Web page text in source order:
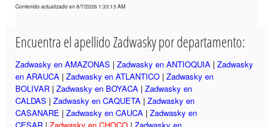
Contenido actualizado en 8/7/2026 1:33:13 AM
Encuentra el apellido Zadwasky por departamento:
Zadwasky en AMAZONAS | Zadwasky en ANTIOQUIA | Zadwasky
en ARAUCA | Zadwasky en ATLANTICO | Zadwasky en
BOLIVAR | Zadwasky en BOYACA | Zadwasky en
CALDAS | Zadwasky en CAQUETA | Zadwasky en
CASANARE | Zadwasky en CAUCA | Zadwasky en